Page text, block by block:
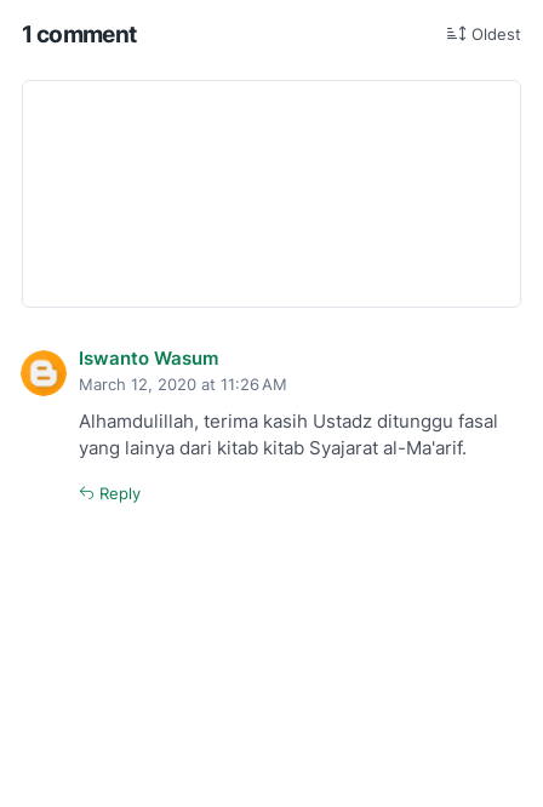
1 comment Oldest
Iswanto Wasum
March 12, 2020 at 11:26 AM
Alhamdulillah, terima kasih Ustadz ditunggu fasal
yang lainya dari kitab kitab Syajarat al-Ma'arif.
Reply